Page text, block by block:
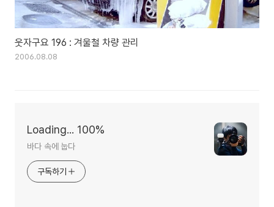
웃자구요 196 : 겨울철 차량 관리
2006.08.08
Loading... 100%
바다 속에 눕다
구독하기